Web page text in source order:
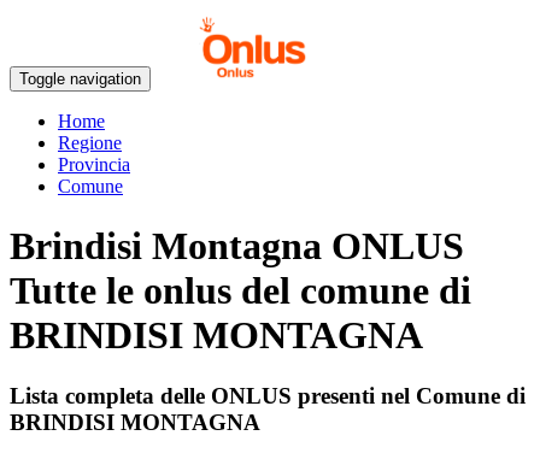
Toggle navigation
Home
Regione
Provincia
Comune
Brindisi Montagna ONLUS
Tutte le onlus del comune di
BRINDISI MONTAGNA
Lista completa delle ONLUS presenti nel Comune di
BRINDISI MONTAGNA